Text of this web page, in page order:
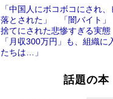
「中国人にボコボコにされ
落とされた」 「闇バイト
捨てにされた悲惨すぎる実
「月収300万円」も、組織
たちは…」
話題の本